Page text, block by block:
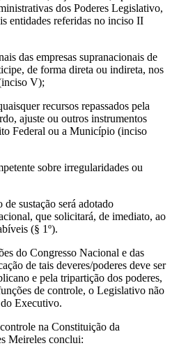
dos Poderes Legislativo,
entidades referidas no inciso II
das empresas supranacionais de
de forma direta ou indireta, nos
V);
recursos repassados pela
ajuste ou outros instrumentos
Federal ou a Município (inciso
sobre irregularidades ou
sustação será adotado
que solicitará, de imediato, ao
(§ 1º).
do Congresso Nacional e das
de tais deveres/poderes deve ser
e pela tripartição dos poderes,
de controle, o Legislativo não
Executivo.
na Constituição da
Meireles conclui: